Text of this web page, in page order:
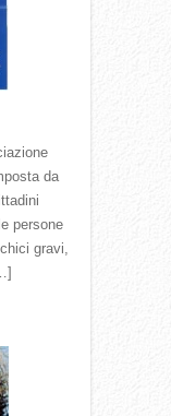
da
persone
gravi,